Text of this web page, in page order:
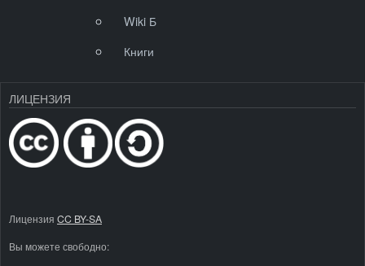
Wiki Б
Книги
ЛИЦЕНЗИЯ
Лицензия CC BY-SA
Вы можете свободно: